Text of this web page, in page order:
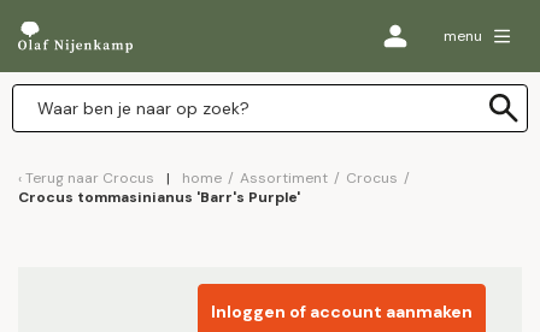
menu
Terug naar Crocus home / Assortiment / Crocus /
Crocus tommasinianus 'Barr's Purple'
Inloggen of account aanmaken